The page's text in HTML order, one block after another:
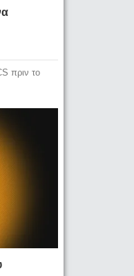
πριν το